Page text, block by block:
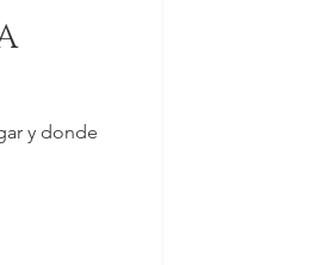
y donde